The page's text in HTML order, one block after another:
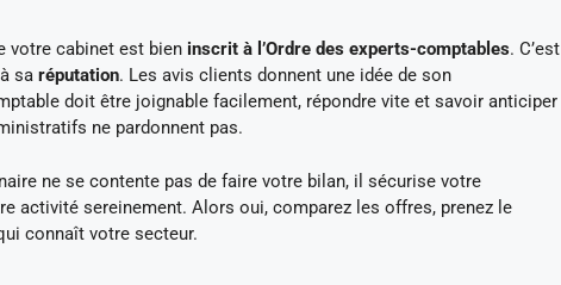
votre cabinet est bien inscrit à l’Ordre des experts-comptables. C’est
sa réputation. Les avis clients donnent une idée de son
doit être joignable facilement, répondre vite et savoir anticiper
ne pardonnent pas.
ne se contente pas de faire votre bilan, il sécurise votre
activité sereinement. Alors oui, comparez les offres, prenez le
connaît votre secteur.